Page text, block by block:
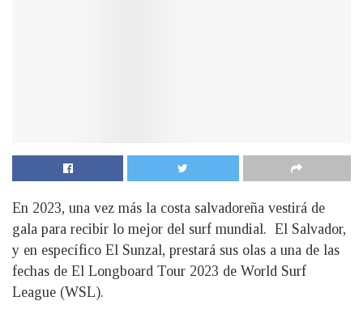
En 2023, una vez más la costa salvadoreña vestirá de
gala para recibir lo mejor del surf mundial. El Salvador,
y en específico El Sunzal, prestará sus olas a una de las
fechas de El Longboard Tour 2023 de World Surf
League (WSL).